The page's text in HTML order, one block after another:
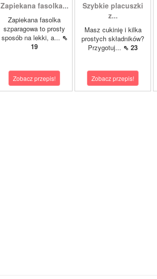
Zapiekana fasolka...
Zapiekana fasolka
szparagowa to prosty
sposób na lekki, a... ⇖
19
Zobacz przepis!
Szybkie placuszki
z...
Masz cukinię i kilka
prostych składników?
Przygotuj... ⇖ 23
Zobacz przepis!